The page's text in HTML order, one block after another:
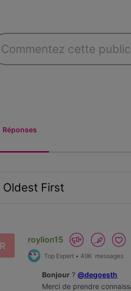
Réponses
Oldest First
First
R
roylion15
Top Expert• 49K messages
Bonjour ? @degoesth
Merci de prendre